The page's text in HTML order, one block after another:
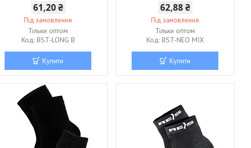
61,20 ₴
Під замовлення
Тільки оптом
BST-LONG B
Купити
62,88 ₴
Під замовлення
Тільки оптом
BST-NEO MIX
Купити